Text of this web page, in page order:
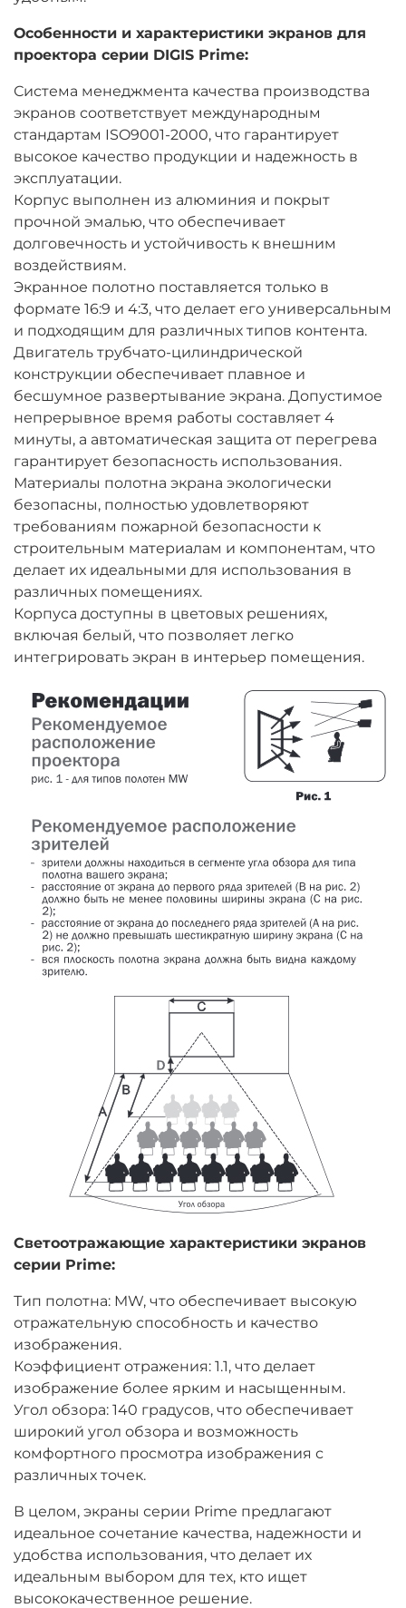
Особенности и характеристики экранов для
проектора серии DIGIS Prime:
Система менеджмента качества производства
экранов соответствует международным
стандартам ISO9001-2000, что гарантирует
высокое качество продукции и надежность в
эксплуатации.
Корпус выполнен из алюминия и покрыт
прочной эмалью, что обеспечивает
долговечность и устойчивость к внешним
воздействиям.
Экранное полотно поставляется только в
формате 16:9 и 4:3, что делает его универсальным
и подходящим для различных типов контента.
Двигатель трубчато-цилиндрической
конструкции обеспечивает плавное и
бесшумное развертывание экрана. Допустимое
непрерывное время работы составляет 4
минуты, а автоматическая защита от перегрева
гарантирует безопасность использования.
Материалы полотна экрана экологически
безопасны, полностью удовлетворяют
требованиям пожарной безопасности к
строительным материалам и компонентам, что
делает их идеальными для использования в
различных помещениях.
Корпуса доступны в цветовых решениях,
включая белый, что позволяет легко
интегрировать экран в интерьер помещения.
Светоотражающие характеристики экранов
серии Prime:
Тип полотна: MW, что обеспечивает высокую
отражательную способность и качество
изображения.
Коэффициент отражения: 1.1, что делает
изображение более ярким и насыщенным.
Угол обзора: 140 градусов, что обеспечивает
широкий угол обзора и возможность
комфортного просмотра изображения с
различных точек.
В целом, экраны серии Prime предлагают
идеальное сочетание качества, надежности и
удобства использования, что делает их
идеальным выбором для тех, кто ищет
высококачественное решение.